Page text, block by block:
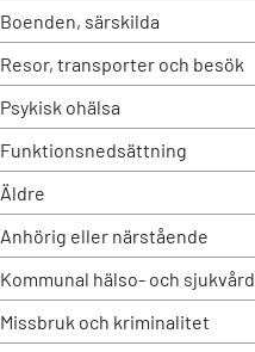
Boenden, särskilda
Resor, transporter och besök
Psykisk ohälsa
Funktionsnedsättning
Äldre
Anhörig eller närstående
Kommunal hälso- och sjukvård
Missbruk och kriminalitet